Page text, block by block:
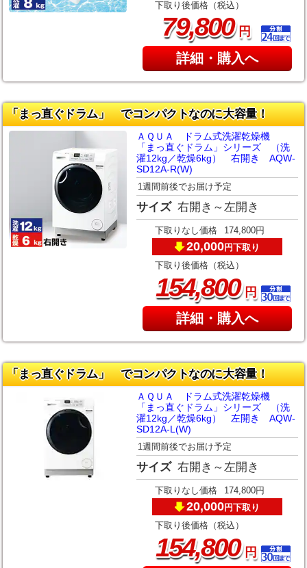
下取り後価格（税込）
79,800円
詳細・購入へ
「まっ直ぐドラム」 でコンパクトなのに大容量！
ＡＱＵＡ ドラム式洗濯乾燥機
「まっ直ぐドラム」シリーズ （洗
濯12kg／乾燥6kg） 右開き AQW-
SD12A-R(W)
1週間前後でお届け予定
サイズ 右開き～左開き
下取りなし価格 174,800円
20,000円下取り
下取り後価格（税込）
154,800円
詳細・購入へ
「まっ直ぐドラム」 でコンパクトなのに大容量！
ＡＱＵＡ ドラム式洗濯乾燥機
「まっ直ぐドラム」シリーズ （洗
濯12kg／乾燥6kg） 左開き AQW-
SD12A-L(W)
1週間前後でお届け予定
サイズ 右開き～左開き
下取りなし価格 174,800円
20,000円下取り
下取り後価格（税込）
154,800円